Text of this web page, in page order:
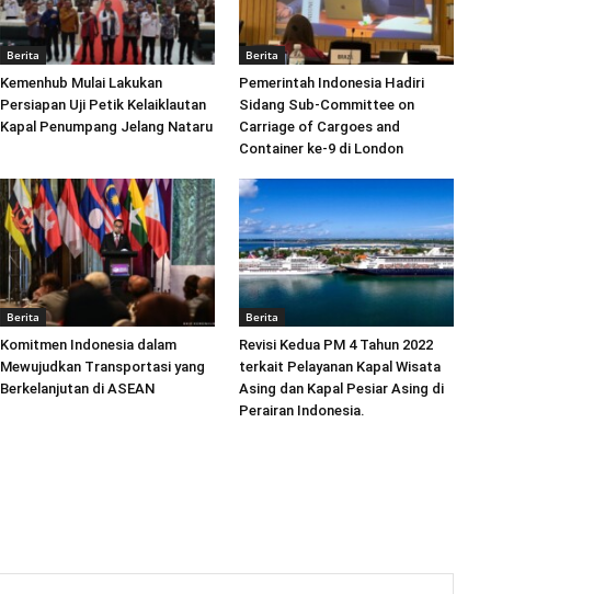
Berita
Kemenhub Mulai Lakukan
Persiapan Uji Petik Kelaiklautan
Kapal Penumpang Jelang Nataru
Berita
Pemerintah Indonesia Hadiri
Sidang Sub-Committee on
Carriage of Cargoes and
Container ke-9 di London
Berita
Komitmen Indonesia dalam
Mewujudkan Transportasi yang
Berkelanjutan di ASEAN
Berita
Revisi Kedua PM 4 Tahun 2022
terkait Pelayanan Kapal Wisata
Asing dan Kapal Pesiar Asing di
Perairan Indonesia.